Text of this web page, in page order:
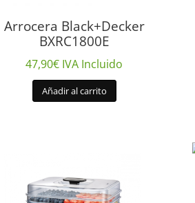
Arrocera Black+Decker
BXRC1800E
47,90€ IVA Incluido
Añadir al carrito